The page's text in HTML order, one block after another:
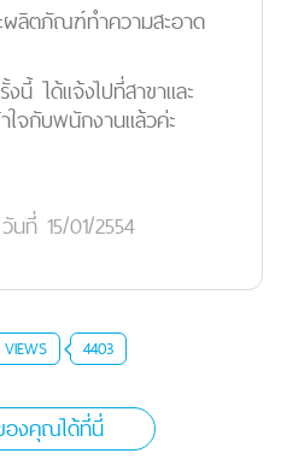
ลิตภัณฑ์ทำความสะอาด
นี้ ได้แจ้งไปที่สาขาและ
ใจกับพนักงานแล้วค่ะ
วันที่ 15/01/2554
VIEWS 4403
องคุณได้ที่นี่